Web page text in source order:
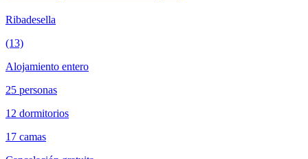
Ribadesella
(13)
Alojamiento entero
25 personas
12 dormitorios
17 camas